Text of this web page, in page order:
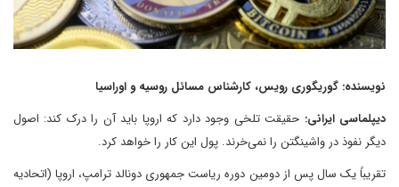
نویسنده: گوریگوری رویس، کارشناس مسائل روسیه و اوراسیا
دیپلماسی ایرانی: حقیقت تلخی وجود دارد که اروپا باید آن را درک کند: اصول
دیگر نفوذ در واشینگتن را نمی‌خرند. پول این کار را خواهد کرد.
تقریباً یک سال پس از دومین دوره ریاست جمهوری دونالد ترامپ، اروپا (اتحادیه